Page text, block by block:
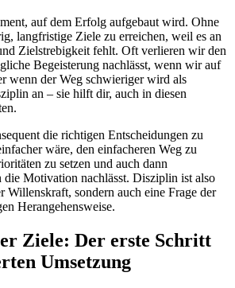
auf dem Erfolg aufgebaut wird. Ohne
langfristige Ziele zu erreichen, weil es an
Zielstrebigkeit fehlt. Oft verlieren wir den
Begeisterung nachlässt, wenn wir auf
wenn der Weg schwieriger wird als
an – sie hilft dir, auch in diesen
die richtigen Entscheidungen zu
wäre, den einfacheren Weg zu
zu setzen und auch dann
die Motivation nachlässt. Disziplin ist also
Willenskraft, sondern auch eine Frage der
Herangehensweise.
Ziele: Der erste Schritt
Umsetzung